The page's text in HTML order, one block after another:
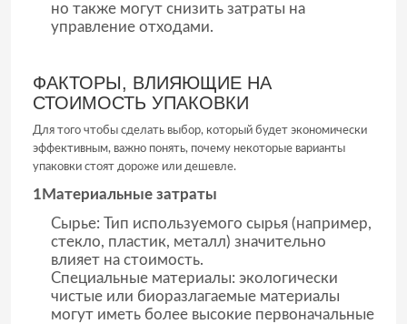
Главная страница
Продукция
но также могут снизить затраты на
управление отходами.
ФАКТОРЫ, ВЛИЯЮЩИЕ НА
СТОИМОСТЬ УПАКОВКИ
Для того чтобы сделать выбор, который будет экономически
эффективным, важно понять, почему некоторые варианты
упаковки стоят дороже или дешевле.
1Материальные затраты
Сырье: Тип используемого сырья (например,
стекло, пластик, металл) значительно
влияет на стоимость.
Специальные материалы: экологически
чистые или биоразлагаемые материалы
могут иметь более высокие первоначальные